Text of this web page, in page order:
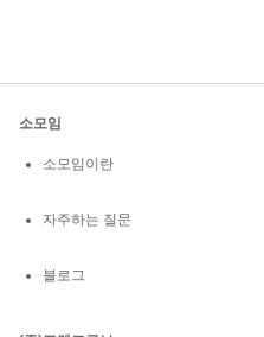
소모임
소모임이란
자주하는 질문
블로그